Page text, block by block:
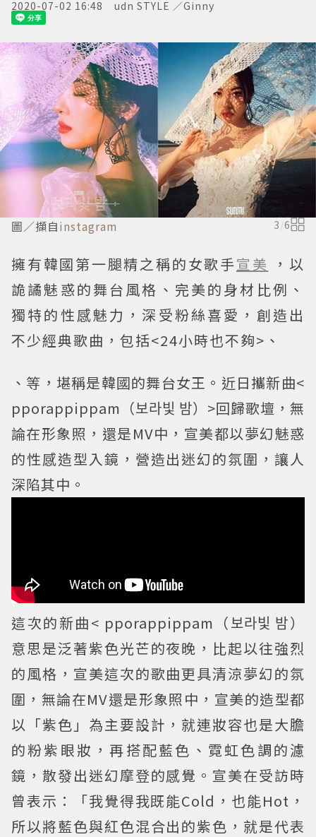
2020-07-02 16:48 udn STYLE ／Ginny
圖／擷自instagram 3 /6
擁有韓國第一腿精之稱的女歌手宣美
，以
詭譎魅惑的舞台風格、完美的身材比例、
獨特的性感魅力，深受粉絲喜愛，創造出
不少經典歌曲，包括<24小時也不夠>、
、 等，堪稱是韓國的舞台女王。近日攜新曲<
pporappippam（보라빛 밤）>回歸歌壇，無
論在形象照，還是MV中，宣美都以夢幻魅惑
的性感造型入鏡，營造出迷幻的氛圍，讓人
深陷其中。
這次的新曲< pporappippam（보라빛 밤）
意思是泛著紫色光芒的夜晚，比起以往強烈
的風格，宣美這次的歌曲更具清涼夢幻的氛
圍，無論在MV還是形象照中，宣美的造型都
以「紫色」為主要設計，就連妝容也是大膽
的粉紫眼妝，再搭配藍色、霓虹色調的濾
鏡，散發出迷幻摩登的感覺。宣美在受訪時
曾表示：「我覺得我既能Cold，也能Hot，
所以將藍色與紅色混合出的紫色，就是代表